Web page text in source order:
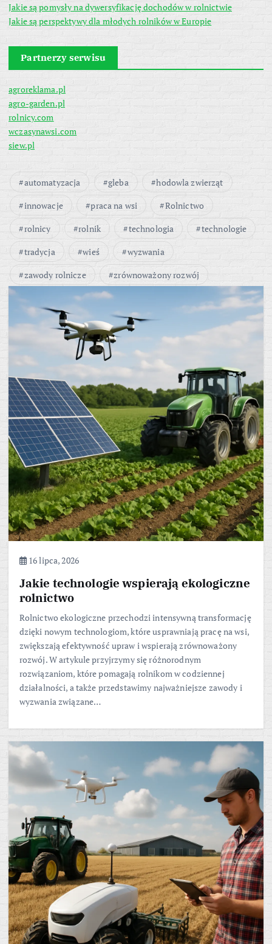
Jakie są pomysły na dywersyfikację dochodów w rolnictwie
Jakie są perspektywy dla młodych rolników w Europie
Partnerzy serwisu
agroreklama.pl
agro-garden.pl
rolnicy.com
wczasynawsi.com
siew.pl
automatyzacja gleba
hodowla zwierząt
innowacje
praca na wsi
Rolnictwo
rolnicy
rolnik technologia
technologie
tradycja
wieś
wyzwania
zawody rolnicze
zrównoważony rozwój
16 lipca, 2026
Jakie technologie wspierają ekologiczne
rolnictwo
Rolnictwo ekologiczne przechodzi intensywną transformację
dzięki nowym technologiom, które usprawniają pracę na wsi,
zwiększają efektywność upraw i wspierają zrównoważony
rozwój. W artykule przyjrzymy się różnorodnym
rozwiązaniom, które pomagają rolnikom w codziennej
działalności, a także przedstawimy najważniejsze zawody i
wyzwania związane…